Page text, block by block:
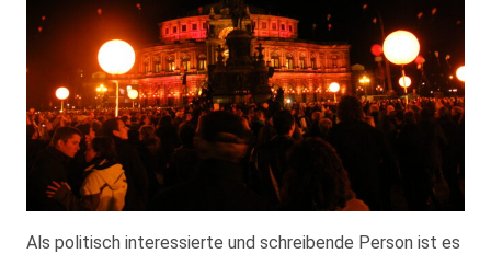
Als politisch interessierte und schreibende Person ist es